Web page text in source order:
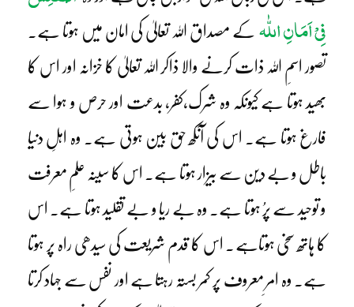
فِیْ اَمَانِ اللّٰہ
کے مصداق اللہ تعالیٰ کی امان میں ہوتا ہے۔
تصور اسمِ اللہ ذات کرنے والا ذاکر اللہ تعالیٰ کا خزانہ اور اس کا
بھید ہوتا ہے کیونکہ وہ شرک،کفر، بدعت اور حرص و ہوا سے
فارغ ہوتا ہے۔ اس کی آنکھ حق بین ہوتی ہے۔ وہ اہلِ دنیا
باطل و بے دین سے بیزار ہوتا ہے۔ اس کا سینہ علمِ معرفت
و توحید سے پرُ ہوتا ہے۔ وہ بے ریا و بے تقلید ہوتا ہے۔ اس
کا ہاتھ سخی ہوتاہے۔ اس کا قدم شریعت کی سیدھی راہ پر ہوتا
ہے۔ وہ امرِ معروف پر کمر بستہ رہتا ہے اور نفس سے جہاد کرتا